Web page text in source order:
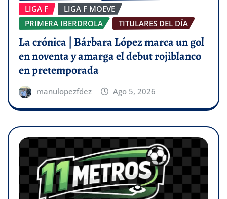
LIGA F
LIGA F MOEVE
PRIMERA IBERDROLA
TITULARES DEL DÍA
La crónica | Bárbara López marca un gol
en noventa y amarga el debut rojiblanco
en pretemporada
manulopezfdez Ago 5, 2026